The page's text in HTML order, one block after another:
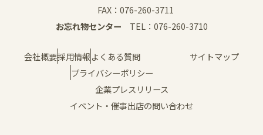
FAX：076-260-3711
お忘れ物センター TEL：076-260-3710
会社概要採用情報よくある質問
サイトマップ
プライバシーポリシー
企業プレスリリース
イベント・催事出店の問い合わせ